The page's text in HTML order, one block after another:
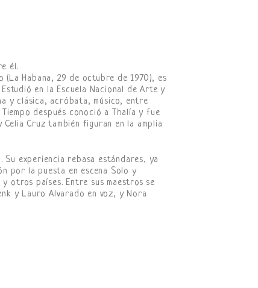
él.
(La Habana, 29 de octubre de 1970), es
en la Escuela Nacional de Arte y
y clásica, acróbata, músico, entre
después conoció a Thalía y fue
Cruz también figuran en la amplia
Su experiencia rebasa estándares, ya
por la puesta en escena Solo y
otros países. Entre sus maestros se
y Lauro Alvarado en voz, y Nora